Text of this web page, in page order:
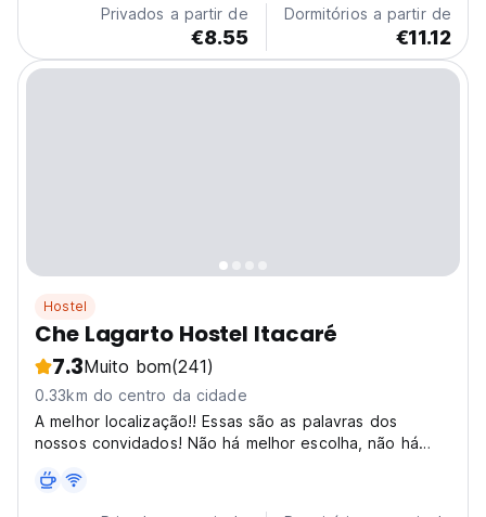
Privados a partir de
€8.55
Dormitórios a partir de
€11.12
Hostel
Che Lagarto Hostel Itacaré
7.3Muito bom(241)
0.33km do centro da cidade
A melhor localização!! Essas são as palavras dos
nossos convidados! Não há melhor escolha, não há
com certeza.